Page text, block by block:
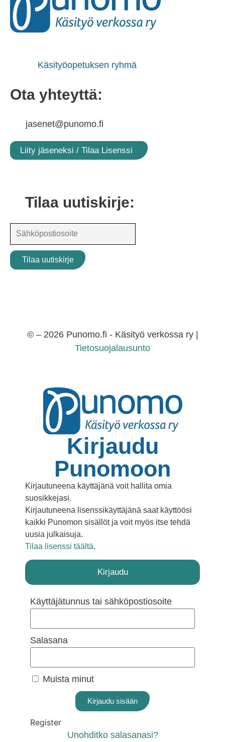
Käsityöopetuksen ryhmä
Ota yhteyttä:
jasenet@punomo.fi
Liity jäseneksi / Tilaa Lisenssi
Tilaa uutiskirje:
© – 2026 Punomo.fi - Käsityö verkossa ry |
Tietosuojalausunto
Kirjaudu
Punomoon
Kirjautuneena käyttäjänä voit hallita omia
suosikkejasi.
Kirjautuneena lisenssikäyttäjänä saat käyttöösi
kaikki Punomon sisällöt ja voit myös itse tehdä
uusia julkaisuja.
Tilaa lisenssi täältä.
Kirjaudu
Käyttäjätunnus tai sähköpostiosoite
Salasana
Muista minut
Kirjaudu sisään
Register
Unohditko salasanasi?